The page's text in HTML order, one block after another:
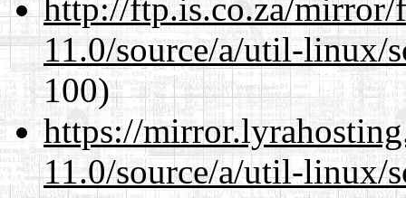
http://ftp.is.co.za/mirror/
11.0/source/a/util-linux/
100)
https://
11.0/source/a/util-linux/